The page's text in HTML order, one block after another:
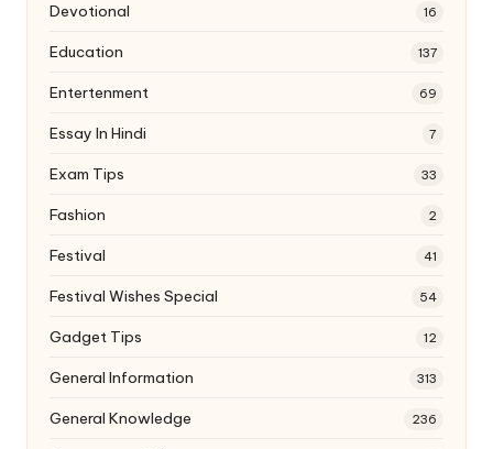
Devotional 16
Education 137
Entertenment 69
Essay In Hindi 7
Exam Tips 33
Fashion 2
Festival 41
Festival Wishes Special 54
Gadget Tips 12
General Information 313
General Knowledge 236